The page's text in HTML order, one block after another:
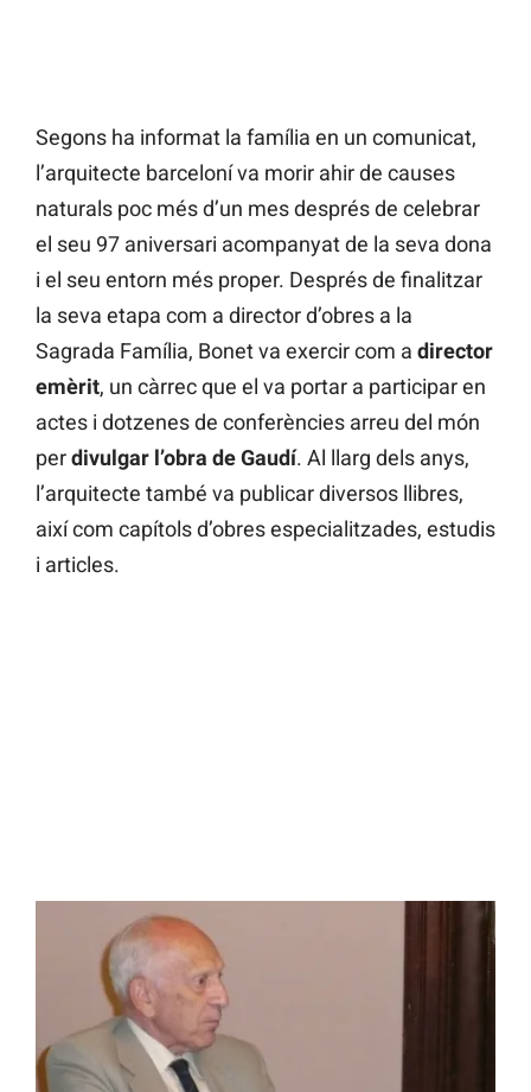
Segons ha informat la família en un comunicat,
l’arquitecte barceloní va morir ahir de causes
naturals poc més d’un mes després de celebrar
el seu 97 aniversari acompanyat de la seva dona
i el seu entorn més proper. Després de finalitzar
la seva etapa com a director d’obres a la
Sagrada Família, Bonet va exercir com a director
emèrit, un càrrec que el va portar a participar en
actes i dotzenes de conferències arreu del món
perdivulgar l’obra de Gaudí. Al llarg dels anys,
l’arquitecte també va publicar diversos llibres,
així com capítols d’obres especialitzades, estudis
i articles.